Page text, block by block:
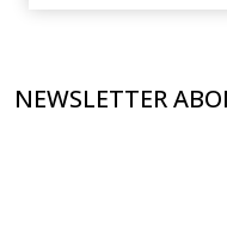
NEWSLETTER